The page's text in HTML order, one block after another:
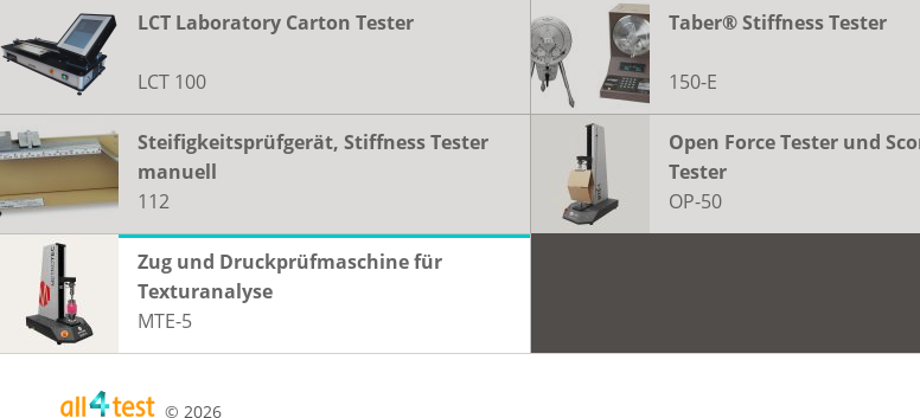
LCT Laboratory Carton Tester
LCT 100
Taber® Stiffness Tester
150-E
Steifigkeitsprüfgerät, Stiffness Tester
manuell
112
Open Force Tester und Score Bend
Tester
OP-50
Zug und Druckprüfmaschine für
Texturanalyse
MTE-5
© 2026